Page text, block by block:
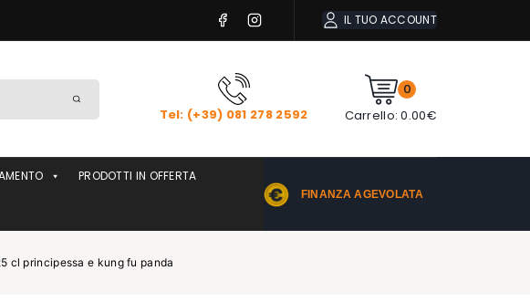
IL TUO ACCOUNT
Tel: (+39) 081 278 2592
0
Carrello: 0.00€
PRODOTTI IN OFFERTA
FINANZA AGEVOLATA
cl principessa e kung fu panda